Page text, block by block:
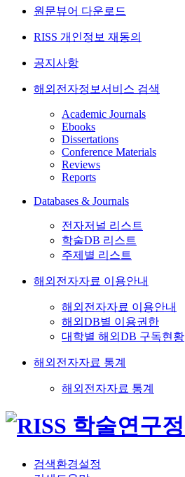
원문뷰어 다운로드
RISS 개인정보 재동의
공지사항
해외전자정보서비스 검색
Academic Journals
Ebooks
Dissertations
Conference Materials
Reviews
Reports
Databases & Journals
전자저널 리스트
학술DB 리스트
주제별 리스트
해외전자자료 이용안내
해외전자자료 이용안내
해외DB별 이용권한
대학별 해외DB 구독현황
해외전자자료 통계
해외전자자료 통계
검색환경설정